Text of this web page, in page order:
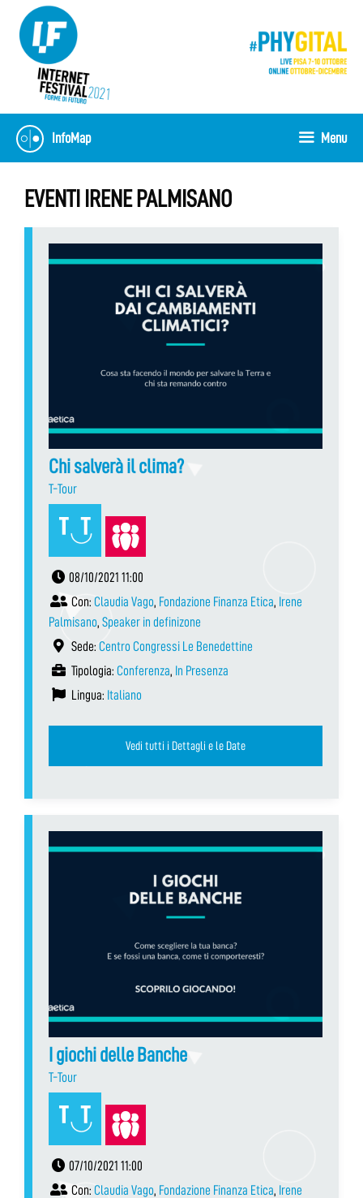
contenuto
InfoMap Menu
EVENTI IRENE PALMISANO
Chi salverà il clima?
T-Tour
08/10/2021 11:00
Con: Claudia Vago, Fondazione Finanza Etica, Irene
Palmisano, Speaker in definizone
Sede: Centro Congressi Le Benedettine
Tipologia: Conferenza, In Presenza
Lingua: Italiano
Vedi tutti i Dettagli e le Date
I giochi delle Banche
T-Tour
07/10/2021 11:00
Con: Claudia Vago, Fondazione Finanza Etica, Irene